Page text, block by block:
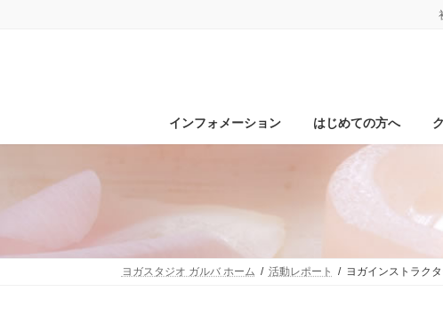
インフォメーション はじめての方へ
ヨガスタジオ ガルバ ホーム 活動レポート ヨガインストラク